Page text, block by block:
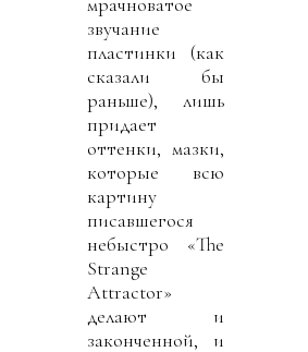
звучание
пластинки (как
сказали бы
раньше), лишь
придает
оттенки, мазки,
которые всю
картину
писавшегося
небыстро «The
Strange
Attractor»
делают и
законченной, и